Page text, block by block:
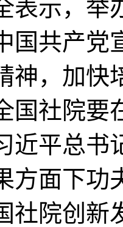
表示，举
国共产党
神，加快
国社院要
近平总书
方面下功
社院创新